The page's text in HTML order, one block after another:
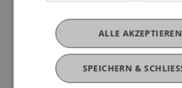
Mario Frick,
Michael Hanke, Lehrstuhl für
Universität Liechtenstein
SPEICHERN &
ALLE AKZEPTIEREN